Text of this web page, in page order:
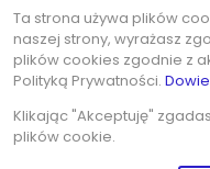
Ta strona używa plików
naszej strony, wyrażasz
plików cookies zgodnie z
Polityką Prywatności.
Klikając "Akceptuję"
plików cookie.